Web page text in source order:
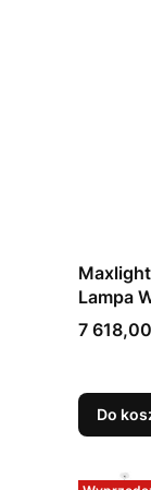
Lampa
Cena
7 618,00
Do